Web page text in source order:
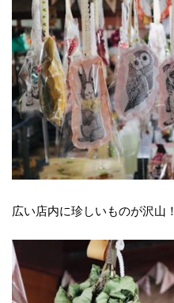
広い店内に珍しいものが沢山！